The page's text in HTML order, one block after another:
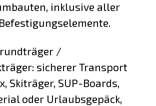
inklusive aller
/
sicherer Transport
Skiträger, SUP-Boards,
oder Urlaubsgepäck,